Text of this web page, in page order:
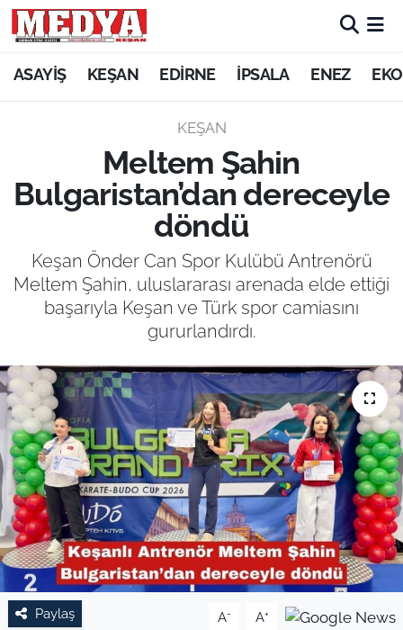
ASAYİŞ KEŞAN EDİRNE İPSALA ENEZ
KEŞAN
Meltem Şahin
Bulgaristan’dan dereceyle
döndü
Keşan Önder Can Spor Kulübü Antrenörü
Meltem Şahin, uluslararası arenada elde ettiği
başarıyla Keşan ve Türk spor camiasını
gururlandırdı.
Paylaş A- A+
KEŞAN
SİYASET
GÜNDEM
EKONOMİ
EĞİTİM
TARIM VE HAYVANCILIK
KÜLTÜR SANAT
RESMİ İLAN
SPOR
YAŞAM